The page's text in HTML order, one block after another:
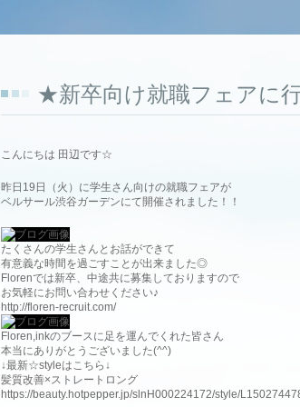
★新卒向け就職フェアに
こんにちは 田辺です☆
昨日19日（火）に学生さん向けの就職フェアが
ベルサール渋谷ガーデンにて開催されました！！
たくさんの学生さんとお話ができて
有意義な時間を過ごすことが出来ました◎
Florenでは新卒、中途共に募集しておりますので
お気軽にお問い合わせください♪
http://floren-recruit.com/
Floren,inkのブースに足を運んでくれた皆さん
本当にありがとうございました(^^)
↓最新☆styleはこちら↓
髪質改善×ストレートロング
https://beauty.hotpepper.jp/slnH000224172/style/